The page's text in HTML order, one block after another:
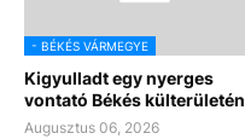
- BÉKÉS VÁRMEGYE
Kigyulladt egy nyerges
vontató Békés külterületén
Augusztus 06, 2026